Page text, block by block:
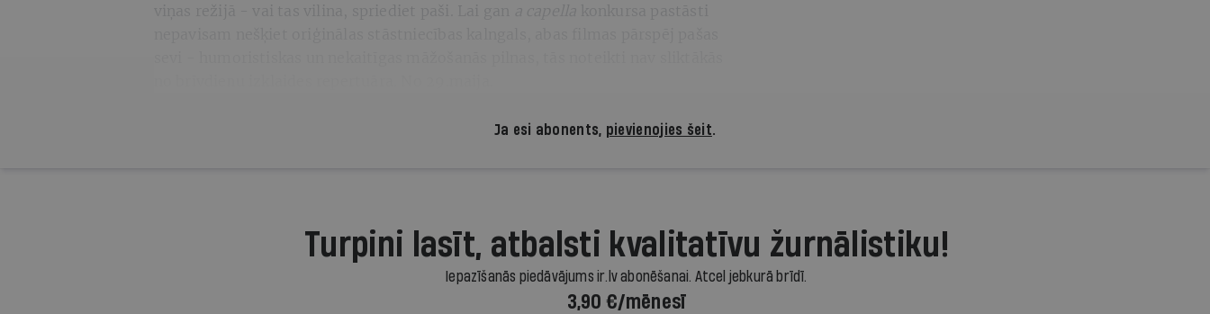
Ja esi abonents, pievienojies šeit.
Turpini lasīt, atbalsti kvalitatīvu žurnālistiku!
Iepazīšanās piedāvājums ir.lv abonēšanai. Atcel jebkurā brīdī.
3,90 €/mēnesī